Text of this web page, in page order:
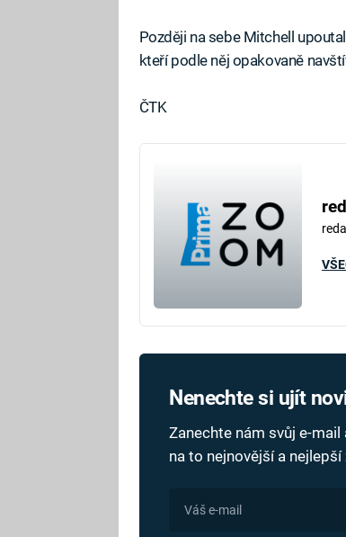
Později na sebe Mitchell
kteří podle něj opakovaně
ČTK
Nenechte si ujít
Zanechte nám svůj e-
na to nejnovější a nejlepší